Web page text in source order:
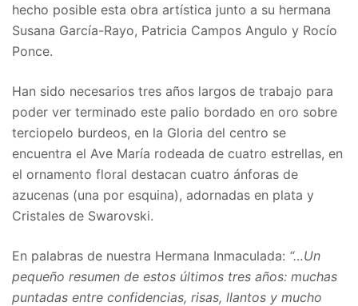
hecho posible esta obra artística junto a su hermana
Susana García-Rayo, Patricia Campos Angulo y Rocío
Ponce.
Han sido necesarios tres años largos de trabajo para
poder ver terminado este palio bordado en oro sobre
terciopelo burdeos, en la Gloria del centro se
encuentra el Ave María rodeada de cuatro estrellas, en
el ornamento floral destacan cuatro ánforas de
azucenas (una por esquina), adornadas en plata y
Cristales de Swarovski.
En palabras de nuestra Hermana Inmaculada: “…Un
pequeño resumen de estos últimos tres años: muchas
puntadas entre confidencias, risas, llantos y mucho